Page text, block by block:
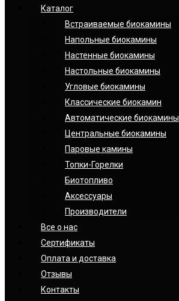
Каталог
Встраиваемые биокамины
Напольные биокамины
Настенные биокамины
Настoльные биокамины
Угловые биокамины
Классические биокамин
Автоматические биокамины
Центральные биокамины
Паровые камины
Топки-Горелки
Биотопливо
Аксессуары
Производители
Все о нас
Сертификаты
Оплата и доставка
Отзывы
Контакты